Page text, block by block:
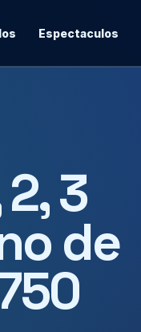
Espectaculos
3
de